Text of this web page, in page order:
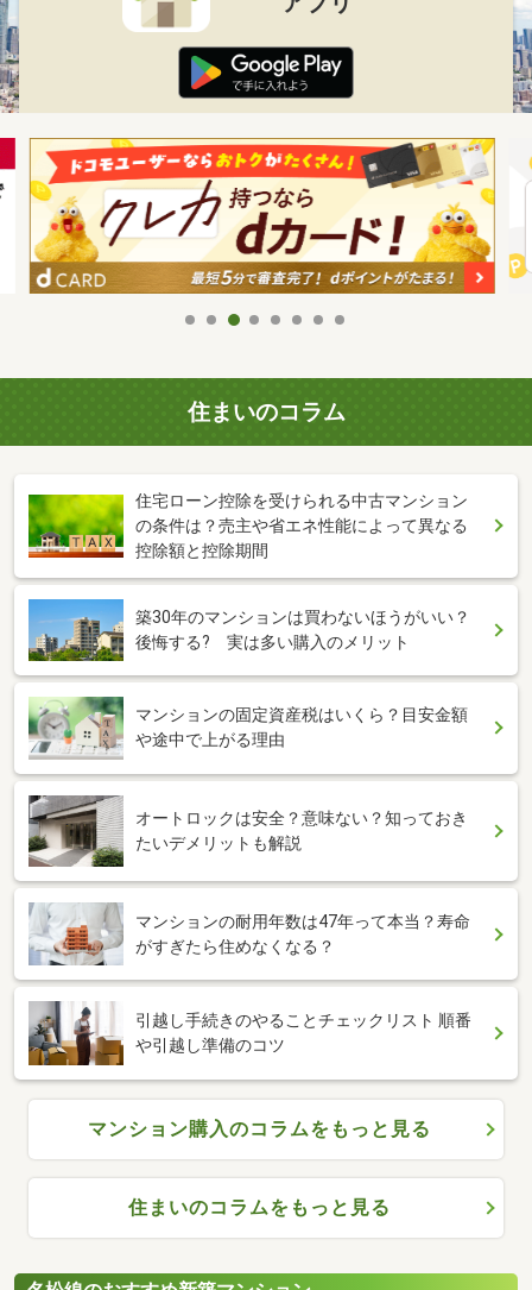
住まいのコラム
住宅ローン控除を受けられる中古マンション
の条件は？売主や省エネ性能によって異なる
控除額と控除期間
築30年のマンションは買わないほうがいい？
後悔する? 実は多い購入のメリット
マンションの固定資産税はいくら？目安金額
や途中で上がる理由
オートロックは安全？意味ない？知っておき
たいデメリットも解説
マンションの耐用年数は47年って本当？寿命
がすぎたら住めなくなる？
引越し手続きのやることチェックリスト 順番
や引越し準備のコツ
マンション購入のコラムをもっと見る
住まいのコラムをもっと見る